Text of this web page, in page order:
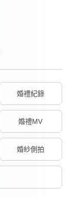
婚禮紀錄
婚禮MV
婚紗側拍